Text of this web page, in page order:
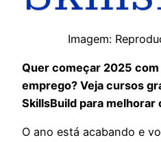
Imagem:
Quer começar 2025
emprego? Veja cursos
SkillsBuild para melhorar
O ano está acabando e